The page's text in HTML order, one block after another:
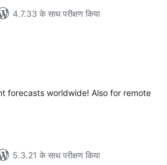
4.7.33 के साथ परीक्षण किया
forecasts worldwide! Also for remote
5.3.21 के साथ परीक्षण किया